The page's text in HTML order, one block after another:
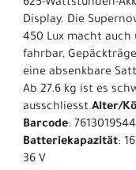
625-Wattstunden-
Display. Die
450 Lux macht
fahrbar,
eine absenkbare
Ab 27.6 kg ist es
ausschliesst.Alter/
Barcode:
Batteriekapazität:
36 V